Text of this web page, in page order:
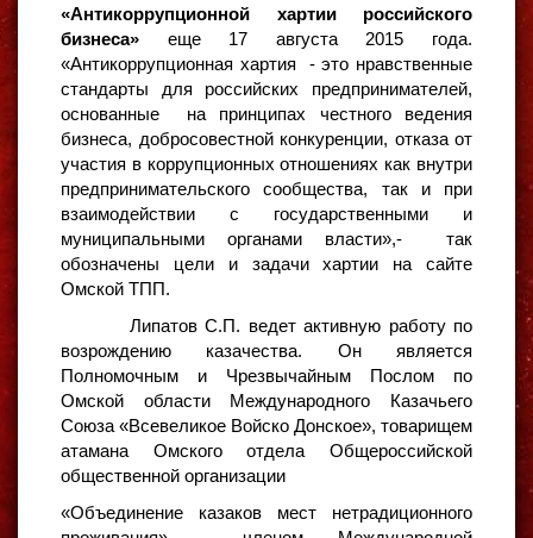
«Антикоррупционной хартии российского
бизнеса» еще 17 августа 2015 года.
«Антикоррупционная хартия - это нравственные
стандарты для российских предпринимателей,
основанные на принципах честного ведения
бизнеса, добросовестной конкуренции, отказа от
участия в коррупционных отношениях как внутри
предпринимательского сообщества, так и при
взаимодействии с государственными и
муниципальными органами власти»,- так
обозначены цели и задачи хартии на сайте
Омской ТПП.
Липатов С.П. ведет активную работу по
возрождению казачества. Он является
Полномочным и Чрезвычайным Послом по
Омской области Международного Казачьего
Союза «Всевеликое Войско Донское», товарищем
атамана Омского отдела Общероссийской
общественной организации
«Объединение казаков мест нетрадиционного